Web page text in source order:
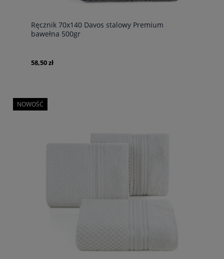
Ręcznik 70x140 Davos stalowy Premium
bawełna 500gr
58,50 zł
NOWOŚĆ